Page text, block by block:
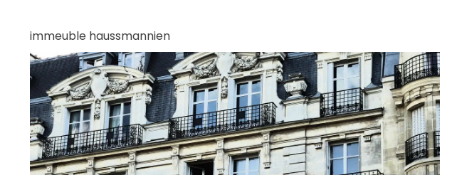
immeuble haussmannien